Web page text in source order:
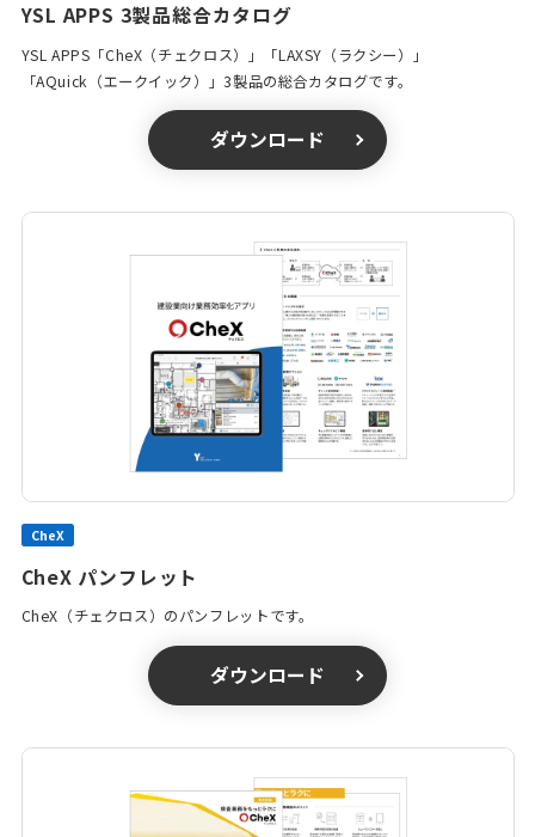
YSL APPS 3製品総合カタログ
YSL APPS「CheX（チェクロス）」「LAXSY（ラクシー）」
「AQuick（エークイック）」3製品の総合カタログです。
ダウンロード
CheX
CheX パンフレット
CheX（チェクロス）のパンフレットです。
ダウンロード